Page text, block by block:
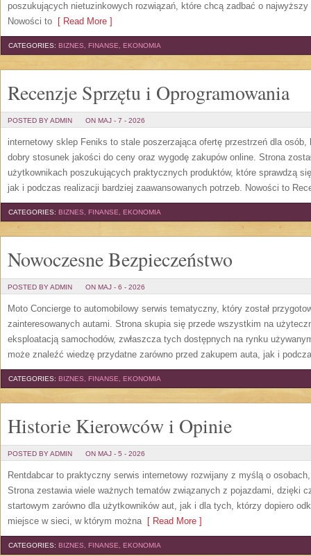
poszukujących nietuzinkowych rozwiązań, które chcą zadbać o
Nowości to [ Read More ]
CATEGORIES: BIZNES, FINANSE, EKONOMIA
Recenzje Sprzętu i Oprogramowania
POSTED BY ADMIN ON MAJ - 7 - 2026
internetowy sklep Feniks to stale poszerzająca ofertę przestrzeń dla
dobry stosunek jakości do ceny oraz wygodę zakupów online. Strona
użytkownikach poszukujących praktycznych produktów, które sprawdzą
jak i podczas realizacji bardziej zaawansowanych potrzeb. Nowości to
CATEGORIES: BIZNES, FINANSE, EKONOMIA
Nowoczesne Bezpieczeństwo
POSTED BY ADMIN ON MAJ - 6 - 2026
Moto Concierge to automobilowy serwis tematyczny, który został
zainteresowanych autami. Strona skupia się przede wszystkim na
eksploatacją samochodów, zwłaszcza tych dostępnych na rynku
może znaleźć wiedzę przydatne zarówno przed zakupem auta, jak i
CATEGORIES: BIZNES, FINANSE, EKONOMIA
Historie Kierowców i Opinie
POSTED BY ADMIN ON MAJ - 5 - 2026
Rentdabcar to praktyczny serwis internetowy rozwijany z myślą o
Strona zestawia wiele ważnych tematów związanych z pojazdami, dzięki
startowym zarówno dla użytkowników aut, jak i dla tych, którzy dopiero
miejsce w sieci, w którym można[ Read More ]
CATEGORIES: BIZNES, FINANSE, EKONOMIA